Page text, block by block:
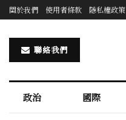
關於我們 使用者條款 隱私權政策
聯絡我們
政治 國際